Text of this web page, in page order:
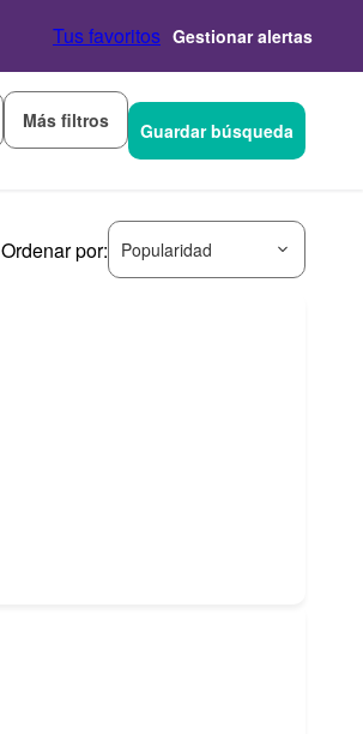
Tus favoritos Gestionar alertas
Más filtros Guardar búsqueda
Ordenar por: Popularidad